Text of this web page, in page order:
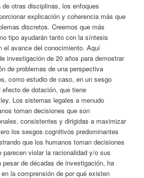
de otras disciplinas, los enfoques
explicación y coherencia más que
discretos. Creemos que más
tipo ayudarán tanto con la síntesis
el avance del conocimiento. Aquí
investigación de 20 años para demostrar
de problemas de una perspectiva
como estudio de caso, en un sesgo
de dotación, que tiene
Los sistemas legales a menudo
toman decisiones que son
consistentes y dirigidas a maximizar
los sesgos cognitivos predominantes
que los humanos toman decisiones
parecen violar la racionalidad y/o sus
de décadas de investigación, ha
la comprensión de por qué existen